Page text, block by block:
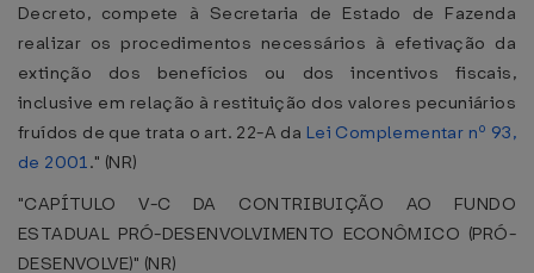
Decreto, compete à Secretaria de Estado de Fazenda
realizar os procedimentos necessários à efetivação da
extinção dos benefícios ou dos incentivos fiscais,
inclusive em relação à restituição dos valores pecuniários
fruídos de que trata o art. 22-A da Lei Complementar nº 93,
de 2001." (NR)
"CAPÍTULO V-C DA CONTRIBUIÇÃO AO FUNDO
ESTADUAL PRÓ-DESENVOLVIMENTO ECONÔMICO (PRÓ-
DESENVOLVE)" (NR)